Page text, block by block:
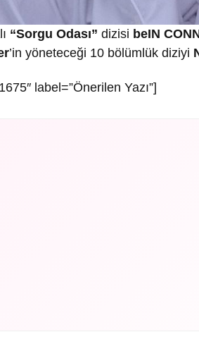
“Sorgu Odası” dizisi beIN
’in yöneteceği 10 bölümlük diziyi
label=”Önerilen Yazı”]